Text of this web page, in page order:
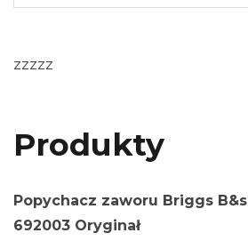
zzzzz
Produkty
Popychacz zaworu Briggs B&s
692003 Oryginał